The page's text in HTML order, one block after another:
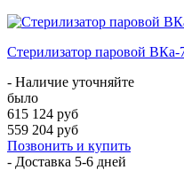
Стерилизатор паровой
- Наличие уточняйте
было
615 124 руб
559 204 руб
Позвонить и купить
- Доставка 5-6 дней